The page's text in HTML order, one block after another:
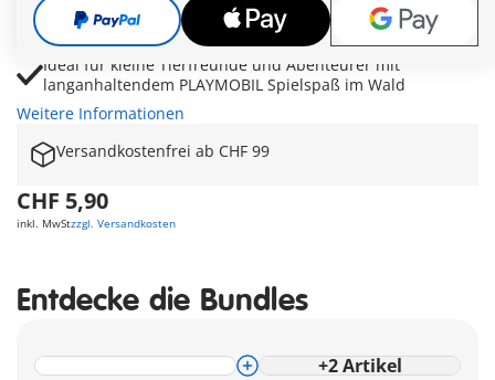
Fördert Empathie, Verantwortungsgefühl und kreatives
Erzählen rund um Wildtiere und Natur
Ideal für kleine Tierfreunde und Abenteurer mit
langanhaltendem PLAYMOBIL Spielspaß im Wald
Weitere Informationen
Versandkostenfrei ab CHF 99
CHF 5,90
inkl. MwStzzgl. Versandkosten
Entdecke die Bundles
+2 Artikel